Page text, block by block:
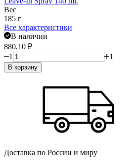
Вес
185 г
Все характеристики
В наличии
880,10 ₽
1
1
В корзину
Доставка по России и миру